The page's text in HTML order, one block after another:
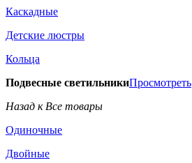
Каскадные
Детские люстры
Кольца
Подвесные светильникиПросмотреть
Назад к Все товары
Одиночные
Двойные